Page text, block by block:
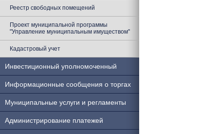
Реестр свободных помещений
Проект муниципальной программы
"Управление муниципальным имуществом"
Кадастровый учет
Инвестиционный уполномоченный
Информационные сообщения о торгах
Муниципальные услуги и регламенты
Администрирование платежей